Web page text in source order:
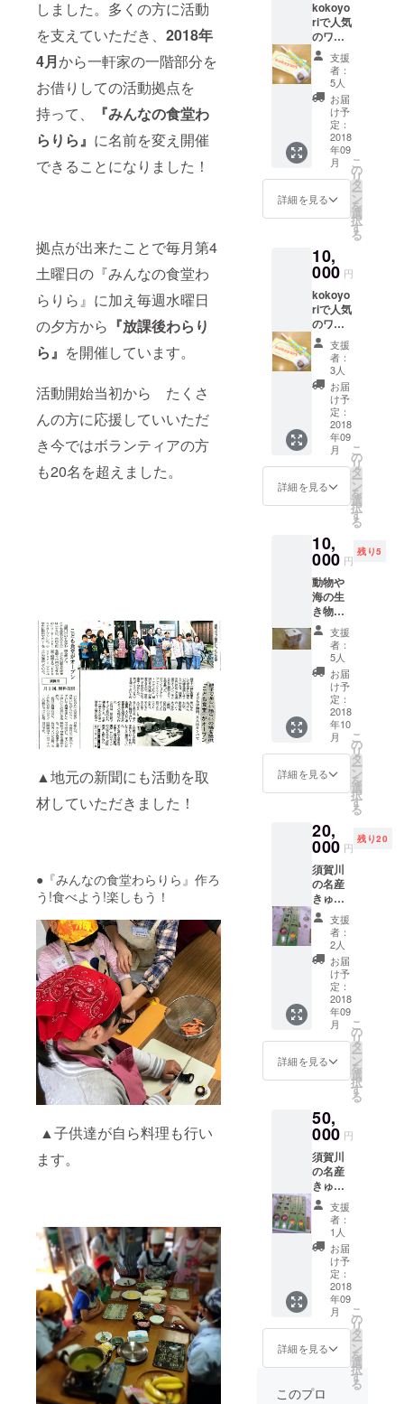
しました。多くの方に活動
を支えていただき、 2018年
4月から一軒家の一階部分を
お借りしての活動拠点を
持って、
『みんなの食堂わ
らりら』 に名前を変え開催
できることになりました！
拠点が出来たことで毎月第4
土曜日の『みんなの食堂わ
らりら』に加え毎週水曜日
の夕方から 『放課後わらり
ら』 を開催しています。
活動開始当初から たくさ
んの方に応援していいただ
き今ではボランティアの方
も20名を超えました。
▲地元の新聞にも活動を取
材していただきました！
●『みんなの食堂わらりら』作ろ
う!食べよう!楽しもう！
▲子供達が自ら料理も行い
ます。
kokoyo
riで人気
のワー
ク
ショッ
プ、カ
ンナで
削って
作るヒ
ノキの
マイ箸
と、子
どもた
ちが書
いたお
礼のお
お送り
しま
す。
支援
者：
5人
お届
け予
定：
2018
年09
月
詳細を見る
こ
の
リ
タ
ー
ン
を
選
択
す
る
10,
000 円
kokoyo
riで人気
のワー
ク
ショッ
プ、カ
ンナで
削って
作るヒ
ノキの
マイ箸
と、子
どもた
ちが書
いたお
礼のお
お送り
しま
す。
支援
者：
3人
お届
け予
定：
2018
年09
月
詳細を見る
こ
の
リ
タ
ー
ン
を
選
択
す
る
10,
000 円
残り5
動物や
海の生
き物を
モチー
フにし
た木の
パズル
です
支援
者：
5人
お届
け予
定：
2018
年10
月
詳細を見る
こ
の
リ
タ
ー
ン
を
選
択
す
る
20,
000 円
残り20
須賀川
の名産
きゅう
りで
作った
かっぱ
麺と岩
瀬きゅ
うり
らーめ
んの
セット
をお送
りしま
す。
支援
者：
2人
お届
け予
定：
2018
年09
月
詳細を見る
こ
の
リ
タ
ー
ン
を
選
択
す
る
50,
000 円
須賀川
の名産
きゅう
りで
作った
かっぱ
麺と岩
瀬きゅ
うり
らーめ
んの
セット
をお送
りしま
す。
支援
者：
1人
お届
け予
定：
2018
年09
月
詳細を見る
こ
の
リ
タ
ー
ン
を
選
択
す
る
このプロ